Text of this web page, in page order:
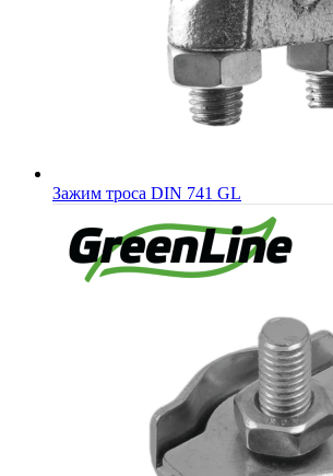
Зажим троса DIN 741 GL